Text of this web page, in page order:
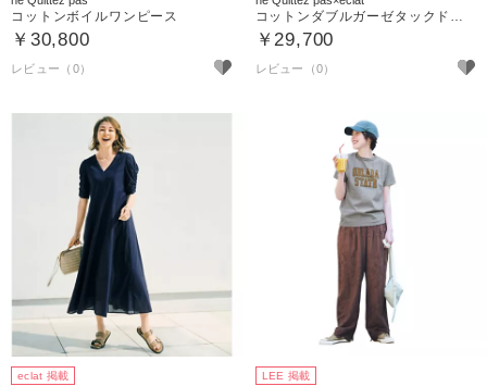
コットンボイルワンピース
￥30,800
コットンダブルガーゼタックドレス
￥29,700
eclat 掲載 LEE 掲載